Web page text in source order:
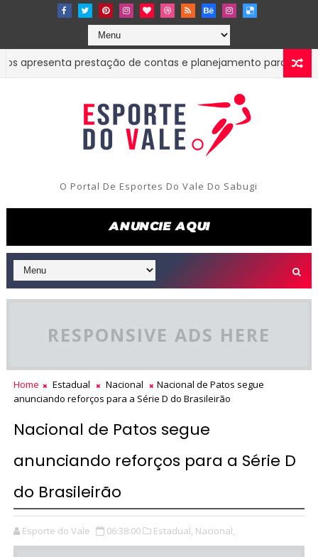
prestação de contas e planejamento para as
O Portal De Esportes Do Vale Do Sabugi
RESPONSIVE ADS HERE
Home Estadual Nacional
Nacional de Patos segue
anunciando reforços para a Série D do Brasileirão
Nacional de Patos segue
anunciando reforços para a Série D
do Brasileirão
Esporte do Vale 06:38:00 Estadual, Nacional,